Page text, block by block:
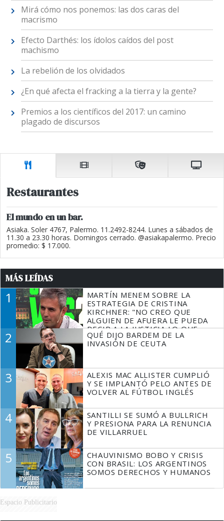
Mirá cómo nos ponemos: las dos caras del
macrismo
Efecto Darthés: los ídolos caídos del post
machismo
La rebelión de los olvidados
¿En qué afecta el fracking a la tierra y la gente?
Premios a los científicos del 2017: un camino
plagado de discursos
Restaurantes
El mundo en un bar.
Asiaka. Soler 4767, Palermo. 11.2492-8244. Lunes a sábados de
11.30 a 23.30 horas. Domingos cerrado. @asiakapalermo. Precio
promedio: $ 17.000.
MÁS LEÍDAS
1
MARTÍN MENEM SOBRE LA
ESTRATEGIA DE CRISTINA
KIRCHNER: "NO CREO QUE
ALGUIEN DE AFUERA LE PUEDA
DECIR A LA JUSTICIA LO QUE
TIENE QUE HACER"
2
QUÉ DIJO BARDEM DE LA
INVASIÓN DE CEUTA
3
ALEXIS MAC ALLISTER CUMPLIÓ
Y SE IMPLANTÓ PELO ANTES DE
VOLVER AL FÚTBOL INGLÉS
4
SANTILLI SE SUMÓ A BULLRICH
Y PRESIONA PARA LA RENUNCIA
DE VILLARRUEL
5
CHAUVINISMO BOBO Y CRISIS
CON BRASIL: LOS ARGENTINOS
SOMOS DERECHOS Y HUMANOS
Espacio Publicitario